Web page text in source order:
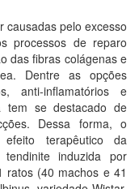
causadas pelo excesso
processos de reparo
das fibras colágenas e
Dentre as opções
anti-inflamatórios e
tem se destacado de
Dessa forma, o
terapêutico da
induzida por
ratos (40 machos e 41